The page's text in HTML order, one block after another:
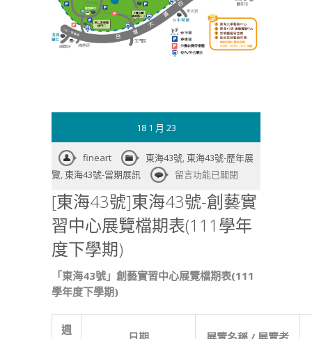
18 1 月 23
fineart 東海43號, 東海43號-歷年展
覽, 東海43號-當期展訊
在
海
43
號]
海
43
創
留言功能已關閉
[東海43號]東海43號-創藝實
習中心展覽檔期表(111學年
度下學期)
「東海43號」創藝實習中心展覽檔期表(111
學年度下學期)
週